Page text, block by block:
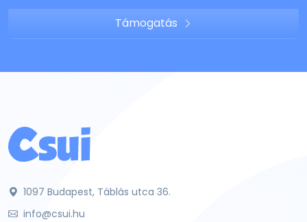
Támogatás
1097 Budapest, Táblás utca 36.
info@csui.hu